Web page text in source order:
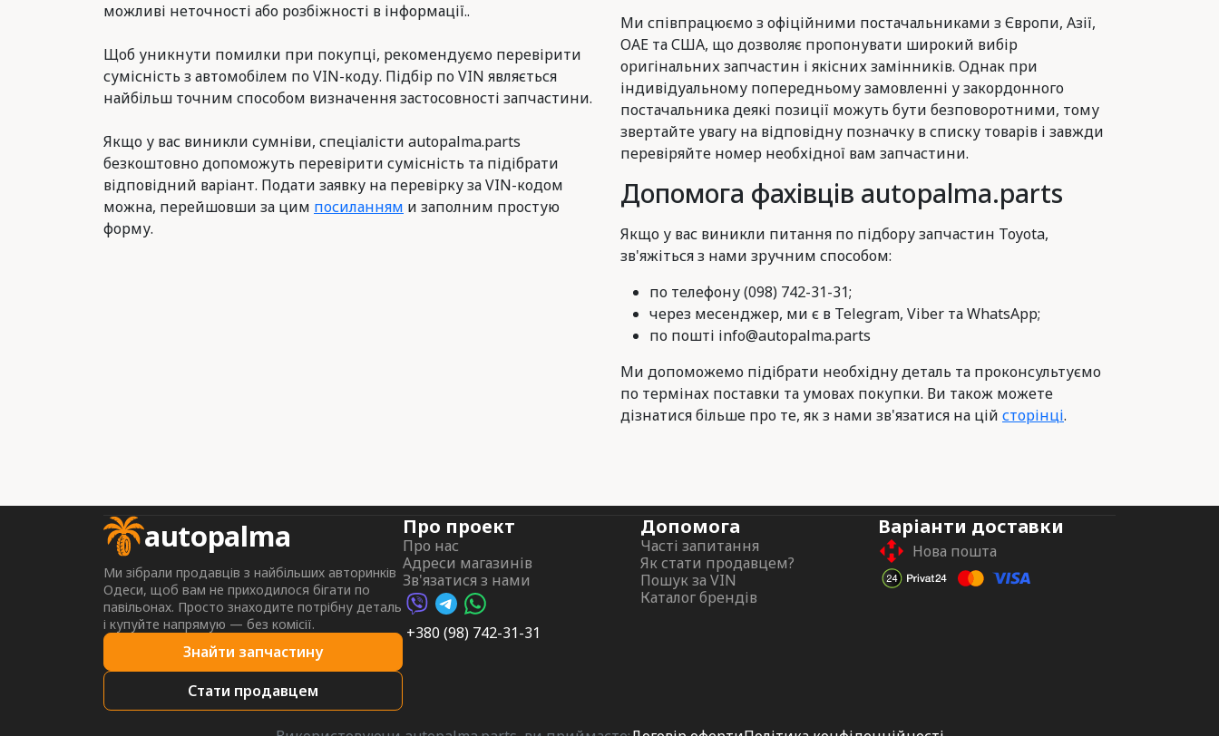
можливі неточності або розбіжності в інформації..
Щоб уникнути помилки при покупці, рекомендуємо перевірити
сумісність з автомобілем по VIN-коду. Підбір по VIN являється
найбільш точним способом визначення застосовності запчастини.
Якщо у вас виникли сумніви, спеціалісти autopalma.parts
безкоштовно допоможуть перевірити сумісність та підібрати
відповідний варіант. Подати заявку на перевірку за VIN-кодом
можна, перейшовши за цим посиланням и заполним простую
форму.
Ми співпрацюємо з офіційними постачальниками з Європи, Азії,
ОАЕ та США, що дозволяє пропонувати широкий вибір
оригінальних запчастин і якісних замінників. Однак при
індивідуальному попередньому замовленні у закордонного
постачальника деякі позиції можуть бути безповоротними, тому
звертайте увагу на відповідну позначку в списку товарів і завжди
перевіряйте номер необхідної вам запчастини.
Допомога фахівців autopalma.parts
Якщо у вас виникли питання по підбору запчастин Toyota,
зв'яжіться з нами зручним способом:
по телефону (098) 742-31-31;
через месенджер, ми є в Telegram, Viber та WhatsApp;
по пошті info@autopalma.parts
Ми допоможемо підібрати необхідну деталь та проконсультуємо
по термінах поставки та умовах покупки. Ви також можете
дізнатися більше про те, як з нами зв'язатися на цій сторінці.
autopalma
Ми зібрали продавців з найбільших авторинків
Одеси, щоб вам не приходилося бігати по
павільонах. Просто знаходите потрібну деталь
і купуйте напрямую — без комісії.
Знайти запчастину
Стати продавцем
Про проект
Про нас
Адреси магазинів
Зв'язатися з нами
Viber AutoPalma
Telegram AutoPalma
WhatsApp AutoPalma
+380 (98) 742-31-31
Допомога
Часті запитання
Як стати продавцем?
Пошук за VIN
Каталог брендів
Варіанти доставки
Нова пошта